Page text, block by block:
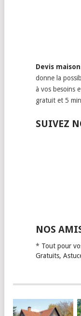
Devis
donne la
à vos besoins
gratuit et 5
SUIVEZ
NOS
* Tout pour
Gratuits,